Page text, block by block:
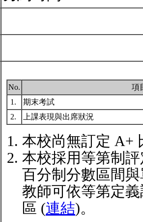
No.
項
1.
期末考試
2.
上課表現與出席狀況
本校尚無訂定 A+
本校採用等第制
百分制分數區間
教師可依等第定
區 (連結)。